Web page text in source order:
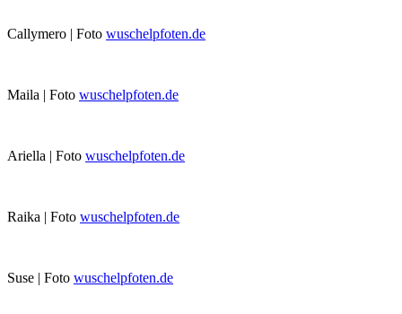
Callymero | Foto wuschelpfoten.de
Maila | Foto wuschelpfoten.de
Ariella | Foto wuschelpfoten.de
Raika | Foto wuschelpfoten.de
Suse | Foto wuschelpfoten.de